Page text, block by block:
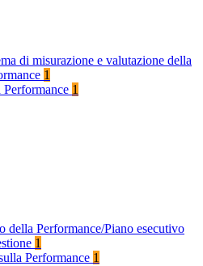
di misurazione e valutazione della
1
Performance 1
della Performance/Piano esecutivo
1
Performance 1